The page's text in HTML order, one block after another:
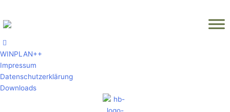
springen
WINPLAN++
Impressum
Datenschutzerklärung
Downloads